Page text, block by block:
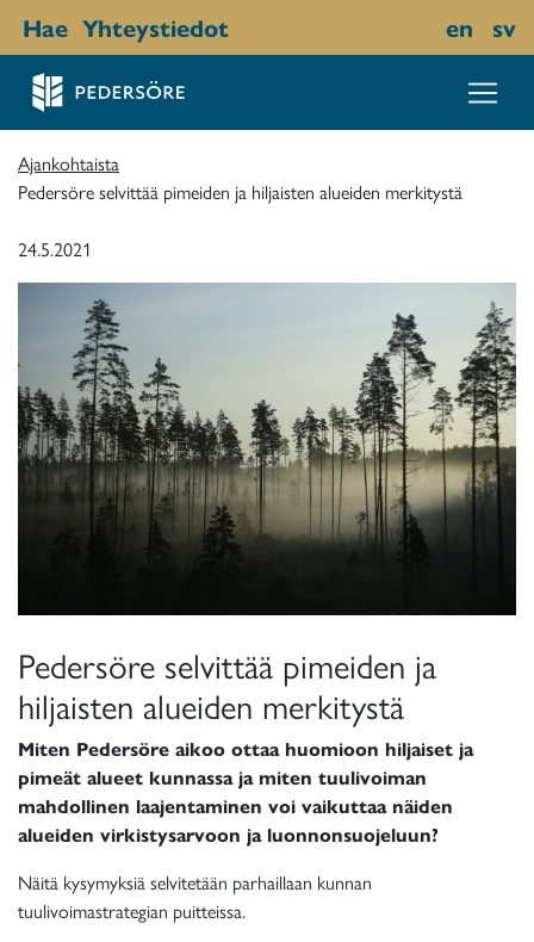
Hae Yhteystiedot en sv
Ajankohtaista
Pedersöre selvittää pimeiden ja hiljaisten alueiden merkitystä
24.5.2021
Pedersöre selvittää pimeiden ja
hiljaisten alueiden merkitystä
Miten Pedersöre aikoo ottaa huomioon hiljaiset ja
pimeät alueet kunnassa ja miten tuulivoiman
mahdollinen laajentaminen voi vaikuttaa näiden
alueiden virkistysarvoon ja luonnonsuojeluun?
Näitä kysymyksiä selvitetään parhaillaan kunnan
tuulivoimastrategian puitteissa.